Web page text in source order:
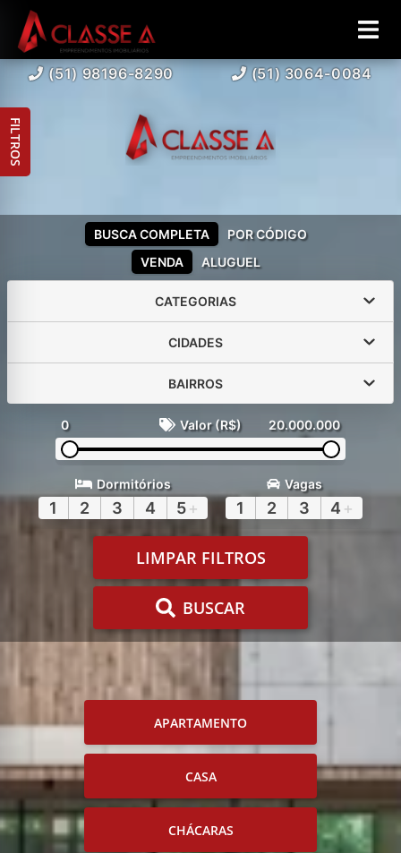
(51) 98196-8290 (51) 3064-0084
VENDA ALUGUEL
BUSCA COMPLETA POR CÓDIGO
CATEGORIAS
CIDADES
BAIRROS
0 Valor (R$) 20.000.000
Dormitórios
1 2 3 4 5+
Vagas
1 2 3 4 +
LIMPAR FILTROS
BUSCAR
APARTAMENTO
CASA
CHÁCARAS
FILTROS